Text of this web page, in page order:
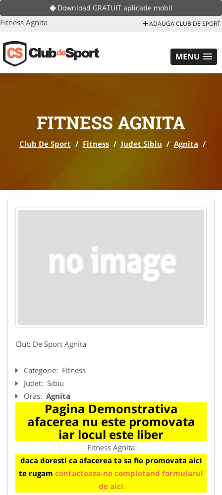
Download GRATUIT aplicatie mobil
Fitness Agnita ADAUGA CLUB DE SPORT
MENU
FITNESS AGNITA
Club De Sport / Fitness / Judet Sibiu / Agnita /
Club De Sport Agnita
Categorie: Fitness
Judet: Sibiu
Oras: Agnita
Pagina Demonstrativa
afacerea nu este promovata
iar locul este liber
Fitness Agnita
daca doresti ca afacerea ta sa fie promovata aici
te rugam contacteaza-ne completand formularul
de aici